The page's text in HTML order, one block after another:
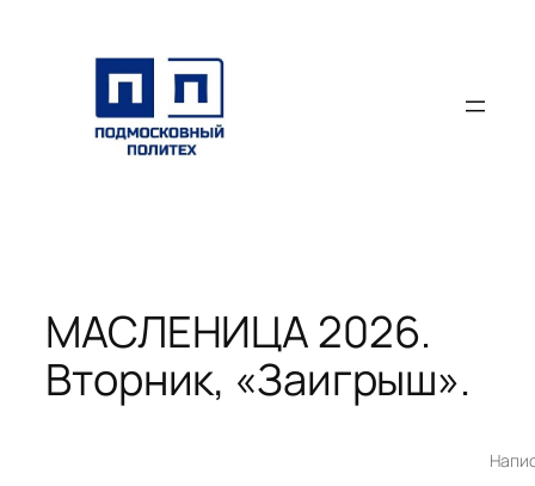
содержимому
МАСЛЕНИЦА 2026.
Вторник, «Заигрыш».